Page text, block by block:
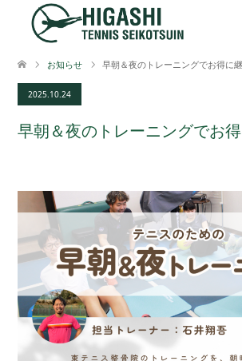
お知らせ 早朝＆夜のトレーニングでお得に継
2025.10.24
早朝＆夜のトレーニングでお得